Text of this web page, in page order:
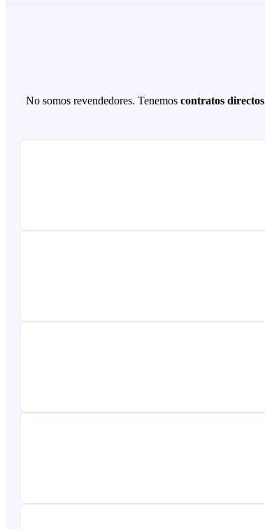
No somos revendedores. Tenemos contratos directos